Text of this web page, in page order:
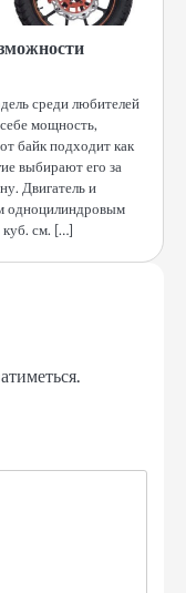
среди любителей
мощность,
байк подходит как
выбирают его за
Двигатель и
одноцилиндровым
см. […]